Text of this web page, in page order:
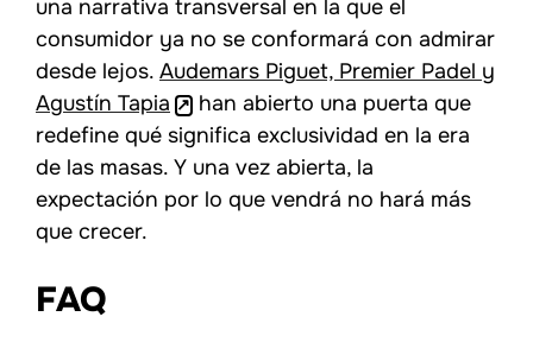
una narrativa transversal en la que el
consumidor ya no se conformará con admirar
desde lejos. Audemars Piguet, Premier Padel y
Agustín Tapia
han abierto una puerta que
redefine qué significa exclusividad en la era
de las masas. Y una vez abierta, la
expectación por lo que vendrá no hará más
que crecer.
FAQ